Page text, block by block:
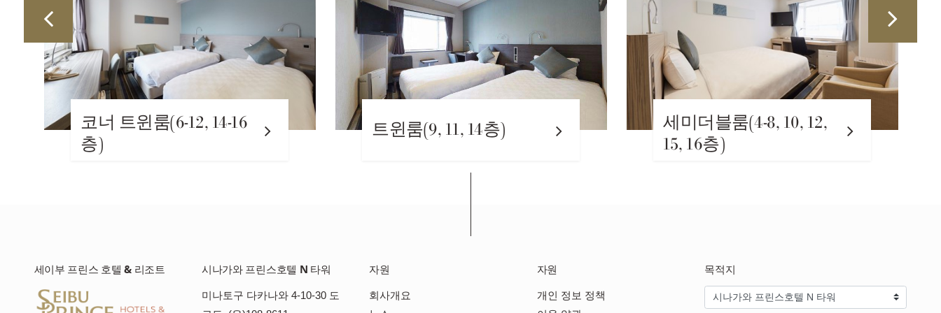
너 트윈룸(6-12, 14-16
트윈룸(9, 11, 14층)
세미더블룸(4-8, 10, 12,
라지트
세이부 프린스 호텔 & 리조트 시나가와 프린스호텔 N 타워
미나토구 다카나와 4-10-30 도
자원
회사개요
자원
개인 정보 정책
목적지